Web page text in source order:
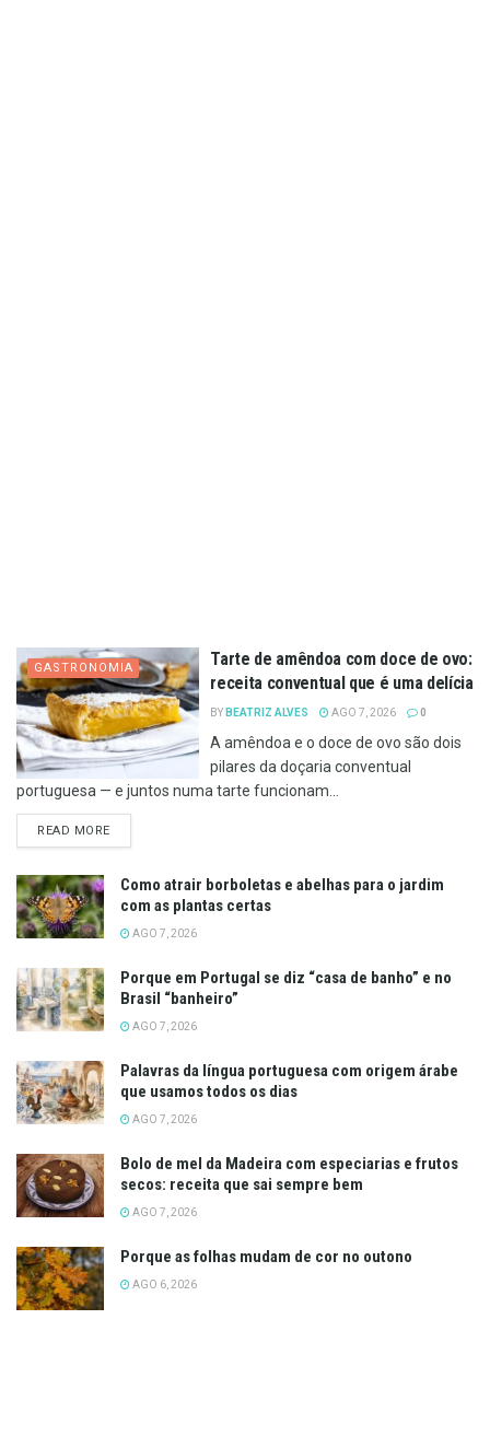
GASTRONOMIA
Tarte de amêndoa com doce de ovo:
receita conventual que é uma delícia
BY BEATRIZ ALVES AGO 7, 2026 0
A amêndoa e o doce de ovo são dois
pilares da doçaria conventual
portuguesa — e juntos numa tarte funcionam...
READ MOREDETAILS
Como atrair borboletas e abelhas para o jardim
com as plantas certas
AGO 7, 2026
Porque em Portugal se diz “casa de banho” e no
Brasil “banheiro”
AGO 7, 2026
Palavras da língua portuguesa com origem árabe
que usamos todos os dias
AGO 7, 2026
Bolo de mel da Madeira com especiarias e frutos
secos: receita que sai sempre bem
AGO 7, 2026
Porque as folhas mudam de cor no outono
AGO 6, 2026